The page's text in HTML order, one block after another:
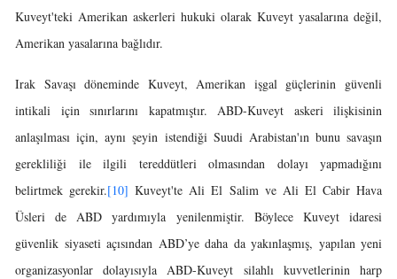
Kuveyt'teki Amerikan askerleri hukuki olarak Kuveyt yasalarına değil,
Amerikan yasalarına bağlıdır.
Irak Savaşı döneminde Kuveyt, Amerikan işgal güçlerinin güvenli
intikali için sınırlarını kapatmıştır. ABD-Kuveyt askeri ilişkisinin
anlaşılması için, aynı şeyin istendiği Suudi Arabistan'ın bunu savaşın
gerekliliği ile ilgili tereddütleri olmasından dolayı yapmadığını
belirtmek gerekir.[10] Kuveyt'te Ali El Salim ve Ali El Cabir Hava
Üsleri de ABD yardımıyla yenilenmiştir. Böylece Kuveyt idaresi
güvenlik siyaseti açısından ABD’ye daha da yakınlaşmış, yapılan yeni
organizasyonlar dolayısıyla ABD-Kuveyt silahlı kuvvetlerinin harp